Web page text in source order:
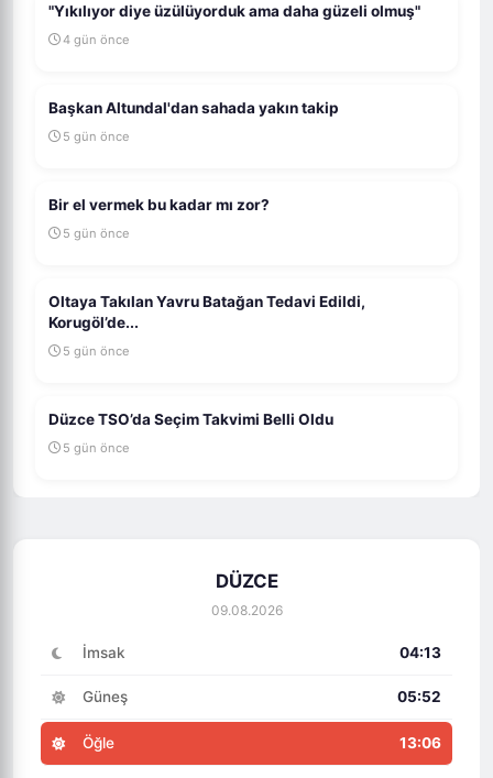
"Yıkılıyor diye üzülüyorduk ama daha güzeli olmuş"
4 gün önce
Başkan Altundal'dan sahada yakın takip
5 gün önce
Bir el vermek bu kadar mı zor?
5 gün önce
Oltaya Takılan Yavru Batağan Tedavi Edildi,
Korugöl’de...
5 gün önce
Düzce TSO’da Seçim Takvimi Belli Oldu
5 gün önce
DÜZCE
09.08.2026
İmsak 04:13
Güneş 05:52
Öğle 13:06